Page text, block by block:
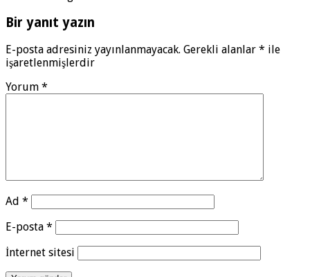
Bir yanıt yazın
E-posta adresiniz yayınlanmayacak. Gerekli alanlar * ile
işaretlenmişlerdir
Yorum *
Ad *
E-posta *
İnternet sitesi